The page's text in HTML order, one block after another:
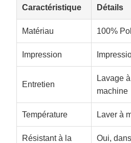
Caractéristique Détails
Matériau 100%
Impression
Entretien
Lavage
machine
Température Laver à
Résistant à la
Oui,